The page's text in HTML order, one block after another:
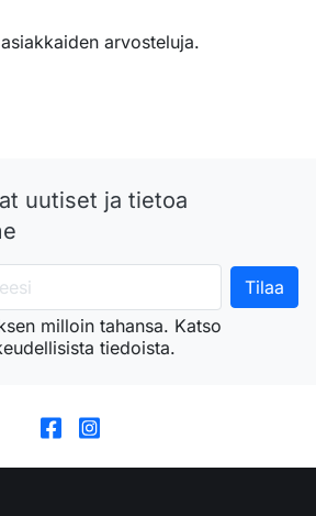
arvosteluja.
uutiset ja tietoa
milloin tahansa. Katso
tiedoista.